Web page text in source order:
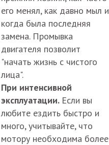
его менял, как давно мыл и
когда была последняя
замена. Промывка
двигателя позволит
"начать жизнь с чистого
лица".
При интенсивной
эксплуатации. Если вы
любите ездить быстро и
много, учитывайте, что
мотору необходима более